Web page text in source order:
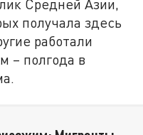
Средней Азии,
получала здесь
работали
– полгода в